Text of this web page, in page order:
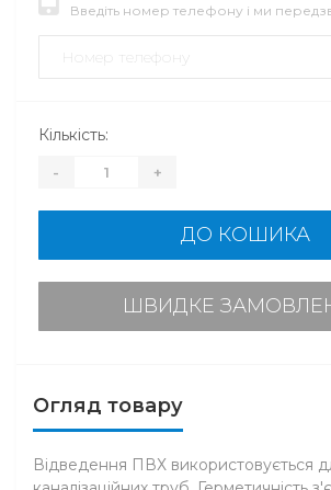
Введіть номер телефону і ми
Кількість:
- +
ДО КОШИКА
ШВИДКЕ
Огляд товару
Відведення ПВХ використовується